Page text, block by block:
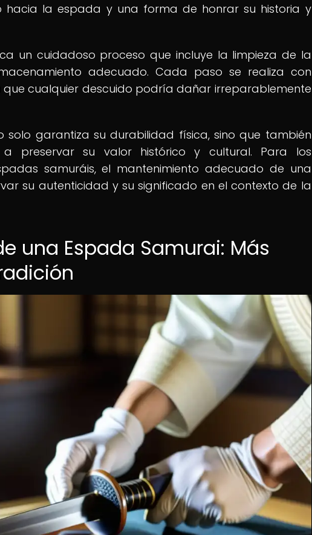
hacia la espada y una forma de honrar su historia y
un cuidadoso proceso que incluye la limpieza de la
adecuado. Cada paso se realiza con
que cualquier descuido podría dañar irreparablemente
solo garantiza su durabilidad física, sino que también
preservar su valor histórico y cultural. Para los
samuráis, el mantenimiento adecuado de una
su autenticidad y su significado en el contexto de la
una Espada Samurai: Más